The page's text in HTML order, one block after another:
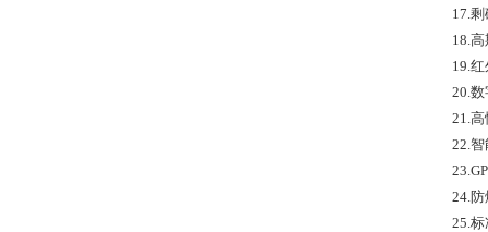
17.
18.
19.
20.
21.
22.
24.
25.